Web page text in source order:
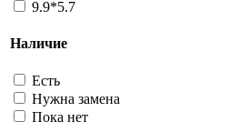
9.9*5.7
Наличие
Есть
Нужна замена
Пока нет